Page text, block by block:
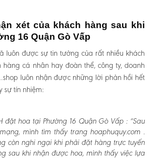
xét của khách hàng sau khi
16 Quận Gò Vấp
luôn được sự tin tưởng của rất nhiều khách
hàng cá nhân hay đoàn thể, công ty, doanh
luôn nhận được những lời phản hồi hết
sự tín nhiệm:
đặt hoa tại Phường 16 Quận Gò Vấp :“Sau
mình tìm thấy trang hoaphuquy.com .
còn nghi ngại khi phải đặt hàng trực tuyến
sau khi nhận được hoa, mình thấy việc lựa